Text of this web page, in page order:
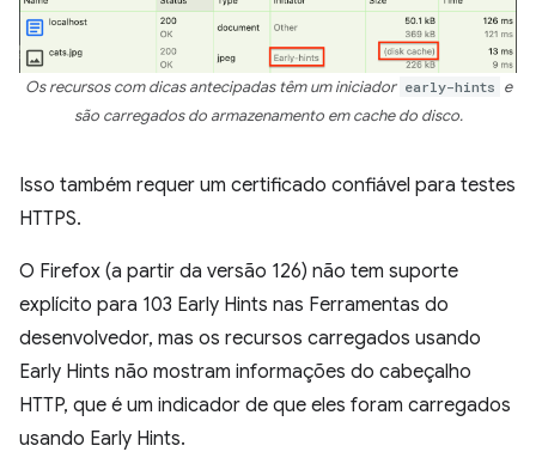
Os recursos com dicas antecipadas têm um iniciador early-hints e
são carregados do armazenamento em cache do disco.
Isso também requer um certificado confiável para testes
HTTPS.
O Firefox (a partir da versão 126) não tem suporte
explícito para 103 Early Hints nas Ferramentas do
desenvolvedor, mas os recursos carregados usando
Early Hints não mostram informações do cabeçalho
HTTP, que é um indicador de que eles foram carregados
usando Early Hints.